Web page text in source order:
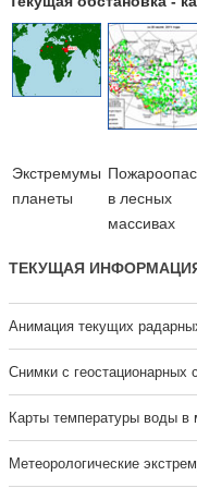
Экстремумы
планеты
в лесных
массивах
ТЕКУЩАЯ
Анимация текущих
Cнимки с геостационарных
Карты температуры воды в
Метеорологические